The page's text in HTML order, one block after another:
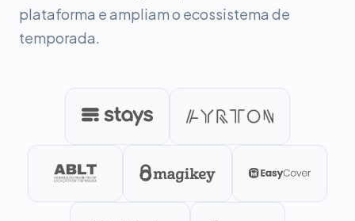
plataforma e ampliam o ecossistema de
temporada.